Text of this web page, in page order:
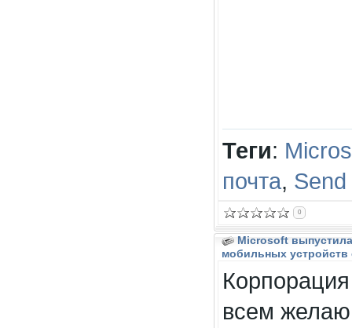
Теги:
почта, Send
0
Microsoft
мобильных устройств
всем